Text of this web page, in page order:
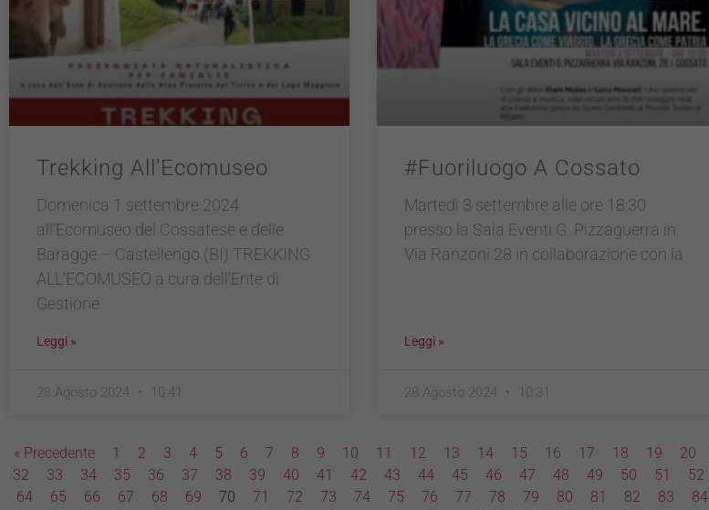
Trekking All’Ecomuseo
Domenica 1 settembre 2024
all’Ecomuseo del Cossatese e delle
Baragge – Castellengo (BI) TREKKING
ALL’ECOMUSEO a cura dell’Ente di
Gestione
Leggi »
28 Agosto 2024 10:41
#Fuoriluogo A Cossato
Martedì 3 settembre alle ore 18:30
presso la Sala Eventi G. Pizzaguerra in
Via Ranzoni 28 in collaborazione con la
Leggi »
28 Agosto 2024 10:31
« Precedente 1 2 3 4 5 6 7 8 9 10 11 12 13 14 15 16 17 18 19 20
32
33 34 35 36 37 38 39 40 41 42 43 44 45 46 47 48 49 50 51 52
64
65 66 67 68 69 70 71 72 73 74 75 76 77 78 79 80 81 82 83 84